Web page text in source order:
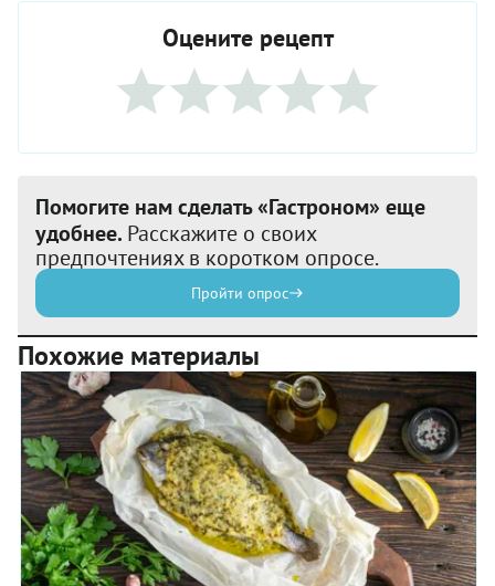
Оцените рецепт
Помогите нам сделать «Гастроном» еще
удобнее. Расскажите о своих
предпочтениях в коротком опросе.
Пройти опрос
Похожие материалы